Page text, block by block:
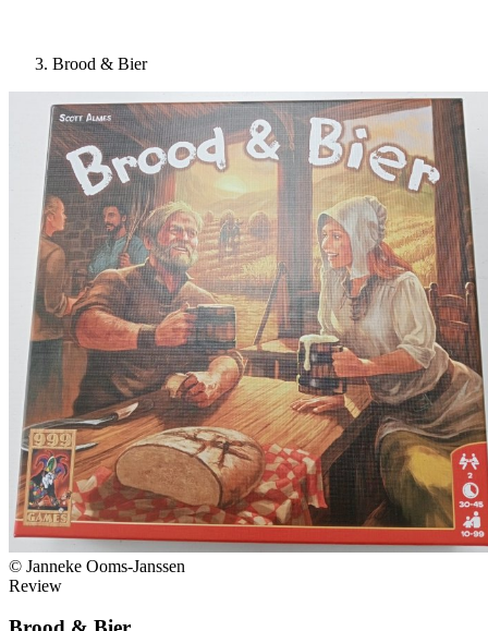
Brood & Bier
© Janneke Ooms-Janssen
Review